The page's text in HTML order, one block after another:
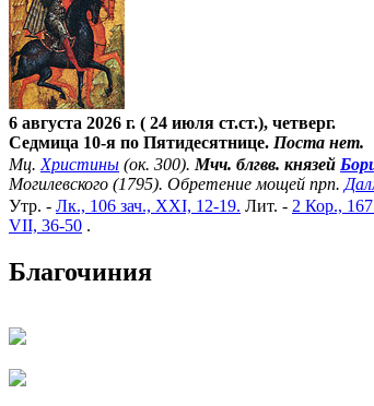
6 августа 2026 г. ( 24 июля ст.ст.), четверг.
Седмица 10-я по Пятидесятнице. Поста нет.
Мц. Христины (ок. 300). Мчч. блгвв. князей
Могилевского (1795). Обретение мощей прп.
Утр. - Лк., 106 зач., XXI, 12-19. Лит. - 2 Кор.,
VII, 36-50 .
Благочиния